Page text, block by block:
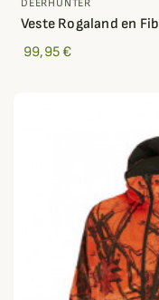
DEERHUNTER
Veste Rogaland en
99,95 €